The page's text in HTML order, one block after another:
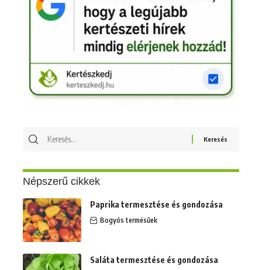
Keresés
Népszerű cikkek
Paprika termesztése és gondozása
Bogyós termésűek
Saláta termesztése és gondozása